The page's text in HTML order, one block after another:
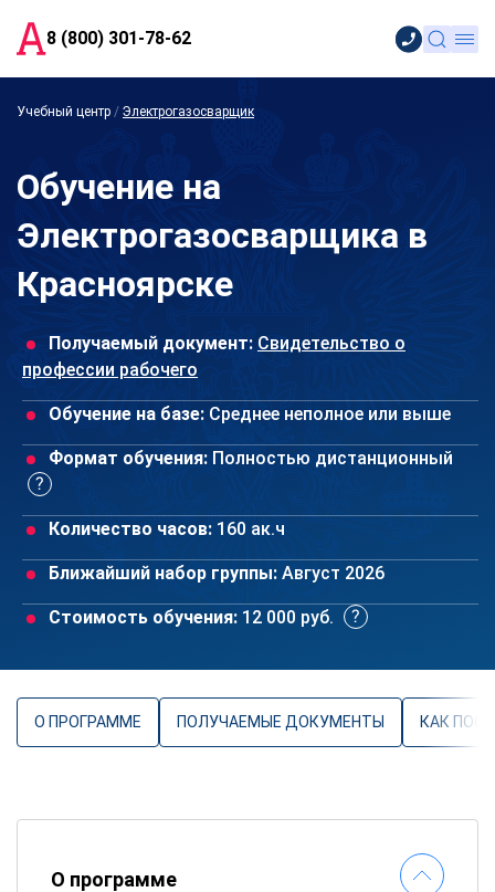
8 (800) 301-78-62
Учебный центр / Электрогазосварщик
Обучение на
Электрогазосварщика в
Красноярске
Получаемый документ: Свидетельство о
профессии рабочего
Обучение на базе: Среднее неполное или выше
Формат обучения: Полностью дистанционный
Количество часов: 160 ак.ч
Ближайший набор группы: Август 2026
Стоимость обучения: 12 000 руб.
О ПРОГРАММЕ ПОЛУЧАЕМЫЕ ДОКУМЕНТЫ КАК
О программе